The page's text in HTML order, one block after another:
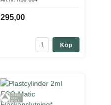
295,00
Köp